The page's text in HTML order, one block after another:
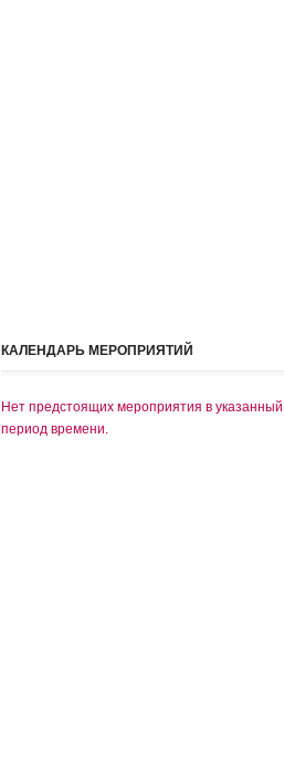
КАЛЕНДАРЬ МЕРОПРИЯТИЙ
Нет предстоящих мероприятия в указанный
период времени.